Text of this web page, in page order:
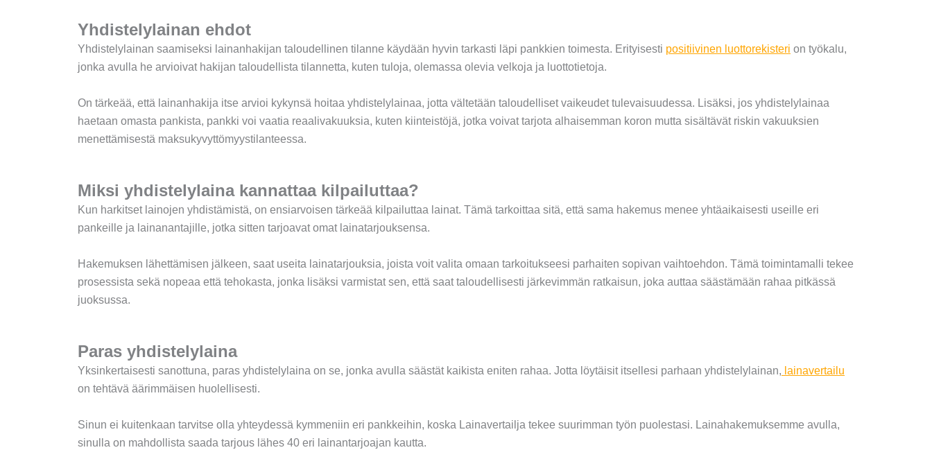
Yhdistelylainan ehdot
Yhdistelylainan saamiseksi lainanhakijan taloudellinen tilanne käydään hyvin tarkasti läpi pankkien toimesta. Erityisesti positiivinen luottorekisteri on työkalu,
jonka avulla he arvioivat hakijan taloudellista tilannetta, kuten tuloja, olemassa olevia velkoja ja luottotietoja.
On tärkeää, että lainanhakija itse arvioi kykynsä hoitaa yhdistelylainaa, jotta vältetään taloudelliset vaikeudet tulevaisuudessa. Lisäksi, jos yhdistelylainaa
haetaan omasta pankista, pankki voi vaatia reaalivakuuksia, kuten kiinteistöjä, jotka voivat tarjota alhaisemman koron mutta sisältävät riskin vakuuksien
menettämisestä maksukyvyttömyystilanteessa.
Miksi yhdistelylaina kannattaa kilpailuttaa?
Kun harkitset lainojen yhdistämistä, on ensiarvoisen tärkeää kilpailuttaa lainat. Tämä tarkoittaa sitä, että sama hakemus menee yhtäaikaisesti useille eri
pankeille ja lainanantajille, jotka sitten tarjoavat omat lainatarjouksensa.
Hakemuksen lähettämisen jälkeen, saat useita lainatarjouksia, joista voit valita omaan tarkoitukseesi parhaiten sopivan vaihtoehdon. Tämä toimintamalli tekee
prosessista sekä nopeaa että tehokasta, jonka lisäksi varmistat sen, että saat taloudellisesti järkevimmän ratkaisun, joka auttaa säästämään rahaa pitkässä
juoksussa.
Paras yhdistelylaina
Yksinkertaisesti sanottuna, paras yhdistelylaina on se, jonka avulla säästät kaikista eniten rahaa. Jotta löytäisit itsellesi parhaan yhdistelylainan, lainavertailu
on tehtävä äärimmäisen huolellisesti.
Sinun ei kuitenkaan tarvitse olla yhteydessä kymmeniin eri pankkeihin, koska Lainavertailja tekee suurimman työn puolestasi. Lainahakemuksemme avulla,
sinulla on mahdollista saada tarjous lähes 40 eri lainantarjoajan kautta.